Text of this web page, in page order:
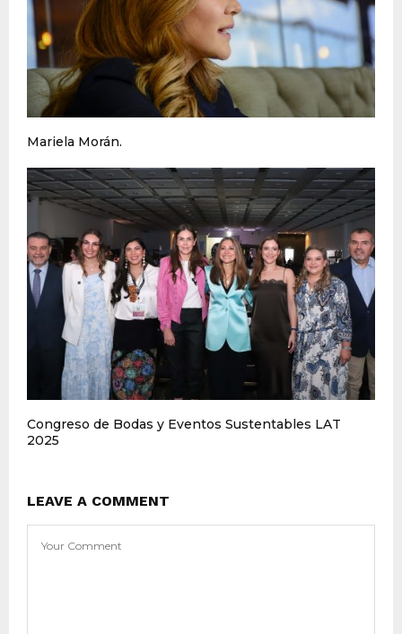
Mariela Morán.
Congreso de Bodas y Eventos Sustentables LAT
2025
LEAVE A COMMENT